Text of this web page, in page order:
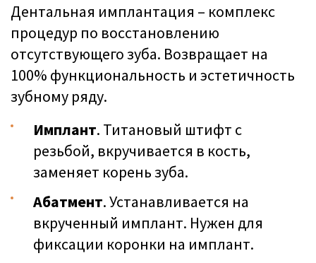
Дентальная имплантация – комплекс
процедур по восстановлению
отсутствующего зуба. Возвращает на
100% функциональность и эстетичность
зубному ряду.
Имплант. Титановый штифт с
резьбой, вкручивается в кость,
заменяет корень зуба.
Абатмент. Устанавливается на
вкрученный имплант. Нужен для
фиксации коронки на имплант.